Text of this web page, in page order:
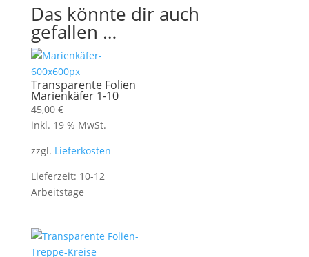
Das könnte dir auch
gefallen …
Transparente Folien
Marienkäfer 1-10
45,00 €
inkl. 19 % MwSt.
zzgl. Lieferkosten
Lieferzeit: 10-12
Arbeitstage